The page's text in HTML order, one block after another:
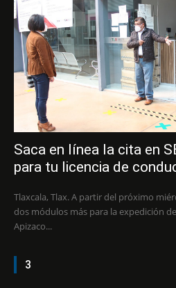
Saca en línea la cita en
para tu licencia de
Tlaxcala, Tlax. A partir del próximo
dos módulos más para la expedición
Apizaco...
3